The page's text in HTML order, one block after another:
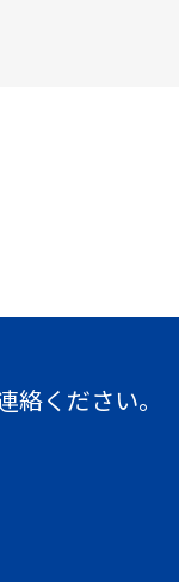
ください。